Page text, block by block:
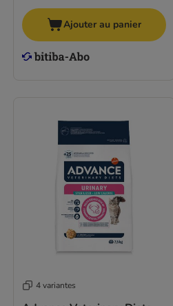
Ajouter au panier
4 variantes